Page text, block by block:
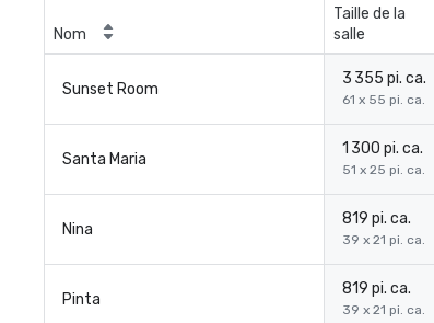
Nom
Taille de la
salle
Sunset Room
3 355 pi. ca.
61 x 55 pi. ca.
Santa Maria
1 300 pi. ca.
51 x 25 pi. ca.
Nina
819 pi. ca.
39 x 21 pi. ca.
Pinta
819 pi. ca.
39 x 21 pi. ca.